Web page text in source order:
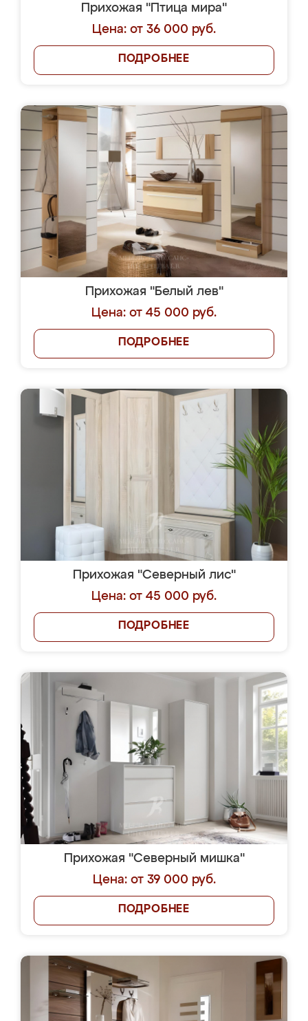
Прихожая "Птица мира"
Цена: от 36 000 руб.
ПОДРОБНЕЕ
Прихожая "Белый лев"
Цена: от 45 000 руб.
ПОДРОБНЕЕ
Прихожая "Северный лис"
Цена: от 45 000 руб.
ПОДРОБНЕЕ
Прихожая "Северный мишка"
Цена: от 39 000 руб.
ПОДРОБНЕЕ